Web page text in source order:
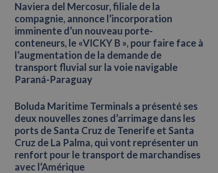
Naviera del Mercosur, filiale de la
compagnie, annonce l’incorporation
imminente d’un nouveau porte-
conteneurs, le «VICKY B », pour faire face à
l’augmentation de la demande de
transport fluvial sur la voie navigable
Paraná-Paraguay
Boluda Maritime Terminals a présenté ses
deux nouvelles zones d’arrimage dans les
ports de Santa Cruz de Tenerife et Santa
Cruz de La Palma, qui vont représenter un
renfort pour le transport de marchandises
avec l’Amérique